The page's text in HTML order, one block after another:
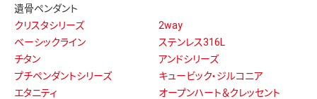
遺骨ペンダント
クリスタシリーズ
2way
ベーシックライン
ステンレス316L
チタン
アンドシリーズ
プチペンダントシリーズ
キュービック・ジルコニア
エタニティ
オープンハート＆クレッセント